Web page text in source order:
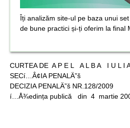
Îți analizăm site-ul pe baza unui
de bune practici și-ți oferim la final
CURTEA DE A P E L A L B A I U L I
SECí…Â¢IA PENALÄ”š
DECIZIA PENALÄ”š NR.128/2009
í…Å¾edința publică din 4 martie